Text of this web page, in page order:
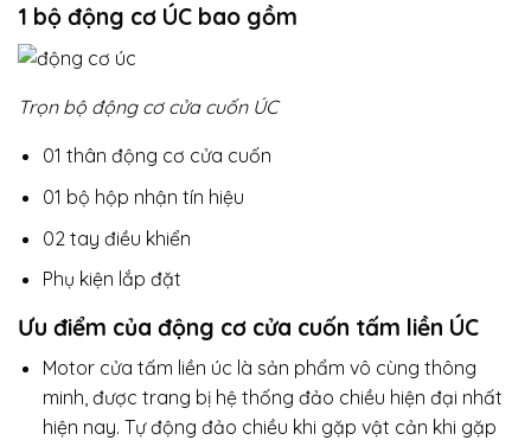
1 bộ động cơ ÚC bao gồm
Trọn bộ động cơ cửa cuốn ÚC
01 thân động cơ cửa cuốn
01 bộ hộp nhận tín hiệu
02 tay điều khiển
Phụ kiện lắp đặt
Ưu điểm của động cơ cửa cuốn tấm liền ÚC
Motor cửa tấm liền úc là sản phẩm vô cùng thông
minh, được trang bị hệ thống đảo chiều hiện đại nhất
hiện nay. Tự động đảo chiều khi gặp vật cản khi gặp